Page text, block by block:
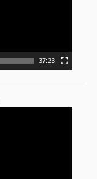
37:23